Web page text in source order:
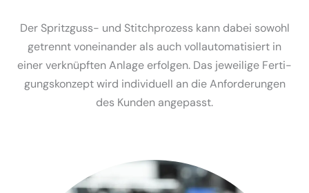
Der Spritzguss- und Stitch­prozess kann dabei sowohl
getrennt vonein­ander als auch vollau­to­ma­ti­siert in
einer verknüpften Anlage erfolgen. Das jeweilige Ferti­
gungs­konzept wird indivi­duell an die Anfor­de­rungen
des Kunden angepasst.